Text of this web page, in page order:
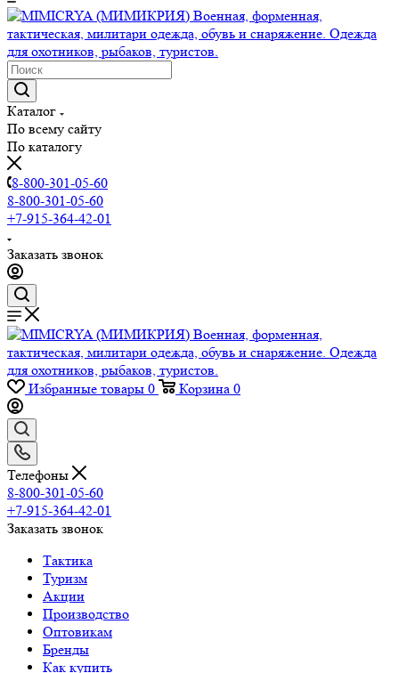
Каталог
По всему сайту
По каталогу
8-800-301-05-60
8-800-301-05-60
+7-915-364-42-01
Заказать звонок
Избранные товары 0 Корзина 0
Телефоны
8-800-301-05-60
+7-915-364-42-01
Заказать звонок
Тактика
Туризм
Акции
Производство
Оптовикам
Бренды
Как купить